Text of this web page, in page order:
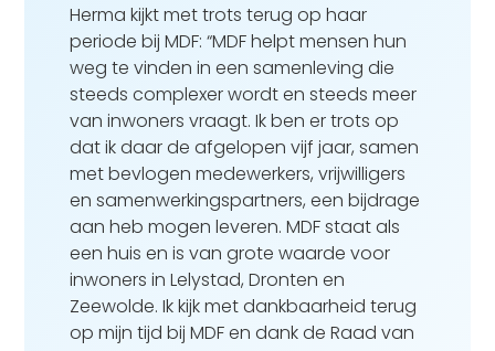
Herma kijkt met trots terug op haar
periode bij MDF: “MDF helpt mensen hun
weg te vinden in een samenleving die
steeds complexer wordt en steeds meer
van inwoners vraagt. Ik ben er trots op
dat ik daar de afgelopen vijf jaar, samen
met bevlogen medewerkers, vrijwilligers
en samenwerkingspartners, een bijdrage
aan heb mogen leveren. MDF staat als
een huis en is van grote waarde voor
inwoners in Lelystad, Dronten en
Zeewolde. Ik kijk met dankbaarheid terug
op mijn tijd bij MDF en dank de Raad van